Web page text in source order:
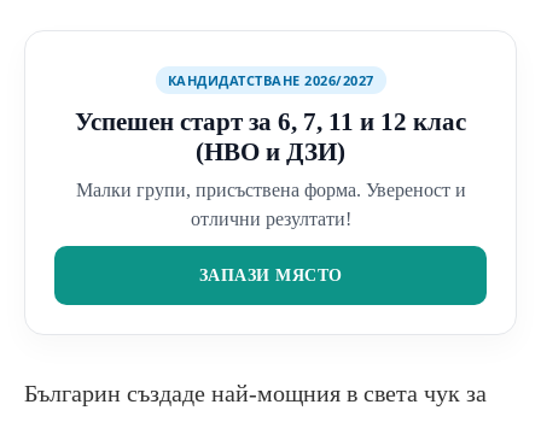
КАНДИДАТСТВАНЕ 2026/2027
Успешен старт за 6, 7, 11 и 12 клас
(НВО и ДЗИ)
Малки групи, присъствена форма. Увереност и
отлични резултати!
ЗАПАЗИ МЯСТО
Българин създаде най-мощния в света чук за